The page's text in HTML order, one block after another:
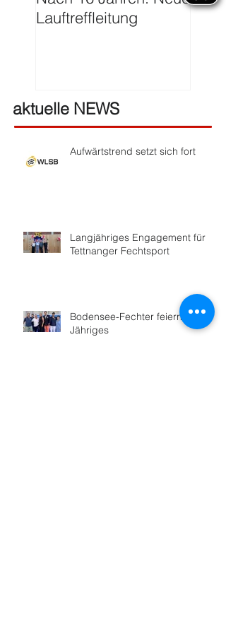
Lauftreffleitung
aktuelle NEWS
Aufwärtstrend setzt sich fort
Langjähriges Engagement für
Tettnanger Fechtsport
Bodensee-Fechter feiern 100-
Jähriges